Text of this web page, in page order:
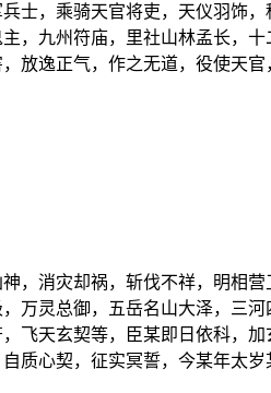
士，乘骑天官将吏，天仪羽饰
，九州符庙，里社山林孟长，
逸正气，作之无道，役使天官
，消灾却祸，斩伐不祥，明相
万灵总御，五岳名山大泽，三
天玄契等，臣某即日依科，
质心契，征实冥誓，今某年太